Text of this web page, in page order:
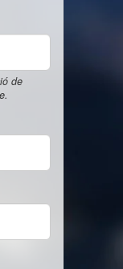
de